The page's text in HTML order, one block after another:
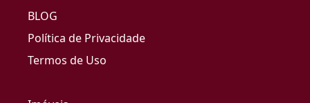
BLOG
Política de Privacidade
Termos de Uso